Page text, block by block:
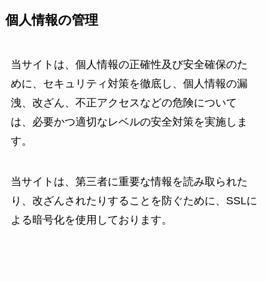
個人情報の管理
当サイトは、個人情報の正確性及び安全確保のた
めに、セキュリティ対策を徹底し、個人情報の漏
洩、改ざん、不正アクセスなどの危険について
は、必要かつ適切なレベルの安全対策を実施しま
す。
当サイトは、第三者に重要な情報を読み取られた
り、改ざんされたりすることを防ぐために、SSLに
よる暗号化を使用しております。